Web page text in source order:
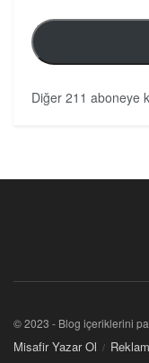
Diğer 211 aboneye
© 2023 - Blog içeriklerini
Misafir Yazar Ol